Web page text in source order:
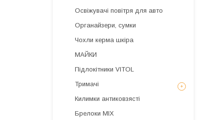
Освіжувачі повітря для авто
Органайзери, сумки
Чохли керма шкіра
МАЙКИ
Підлокітники VITOL
Тримачі
Килимки антиковзясті
Брелоки MIX